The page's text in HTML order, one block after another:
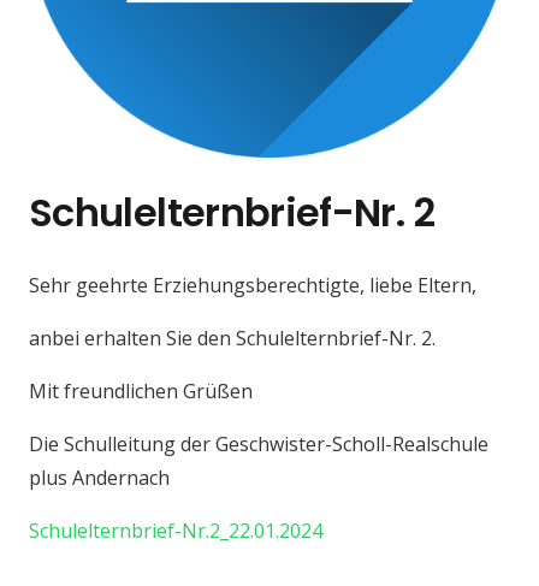
Schulelternbrief-Nr. 2
Sehr geehrte Erziehungsberechtigte, liebe Eltern,
anbei erhalten Sie den Schulelternbrief-Nr. 2.
Mit freundlichen Grüßen
Die Schulleitung der Geschwister-Scholl-Realschule
plus Andernach
Schulelternbrief-Nr.2_22.01.2024